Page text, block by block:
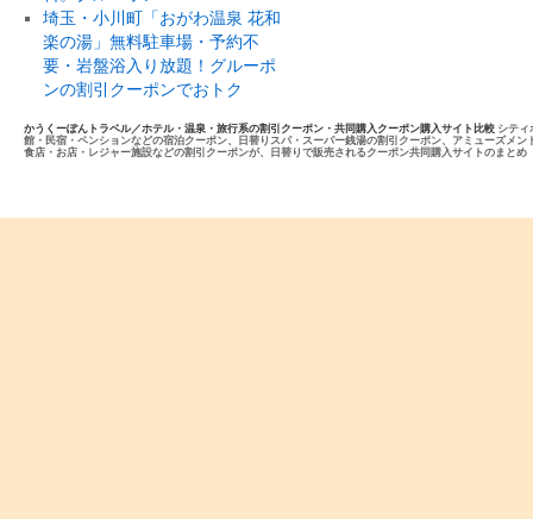
埼玉・小川町「おがわ温泉 花和
楽の湯」無料駐車場・予約不
要・岩盤浴入り放題！グルーポ
ンの割引クーポンでおトク
かうくーぽんトラベル／ホテル・温泉・旅行系の割引クーポン・共同購入クーポン購入サイト比較 シティ
館・民宿・ペンションなどの宿泊クーポン、日替りスパ・スーパー銭湯の割引クーポン、アミューズメ
食店・お店・レジャー施設などの割引クーポンが、日替りで販売されるクーポン共同購入サイトのまとめ